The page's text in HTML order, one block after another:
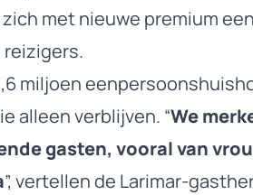
met nieuwe premium
miljoen
alleen verblijven. “We
gasten, vooral van
”, vertellen de Larimar-